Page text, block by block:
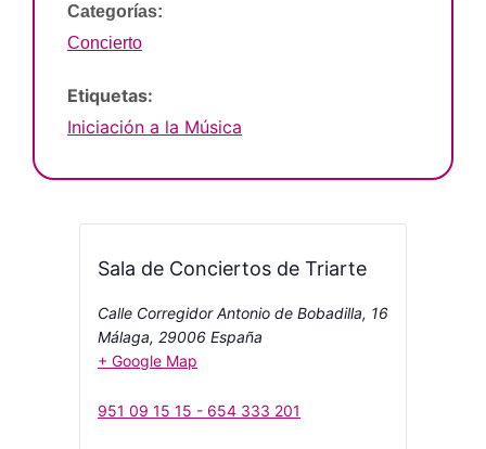
Categorías:
Concierto
Etiquetas:
Iniciación a la Música
Sala de Conciertos de Triarte
Calle Corregidor Antonio de Bobadilla, 16
Málaga, 29006 España
+ Google Map
951 09 15 15 - 654 333 201